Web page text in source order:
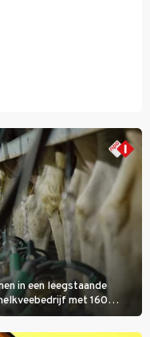
in een leegstaande
met 160
een Natura 2000-gebied
veeziekte.